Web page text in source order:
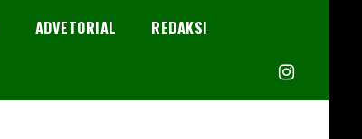
ADVETORIAL
REDAKSI